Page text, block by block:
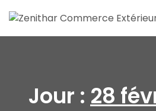
Jour : 28